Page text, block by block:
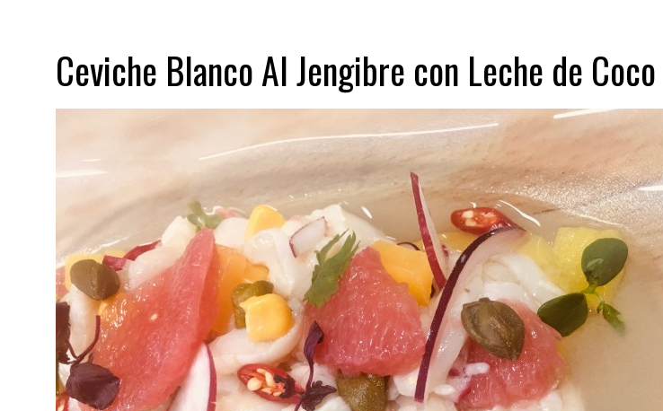
Ceviche Blanco Al Jengibre con Leche de Coco